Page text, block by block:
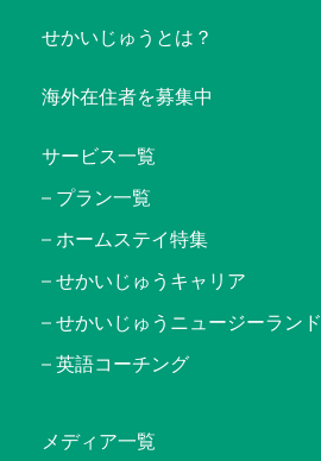
せかいじゅうとは？
海外在住者を募集中
サービス一覧
プラン一覧
ホームステイ特集
せかいじゅうキャリア
せかいじゅうニュージーランド
英語コーチング
メディア一覧